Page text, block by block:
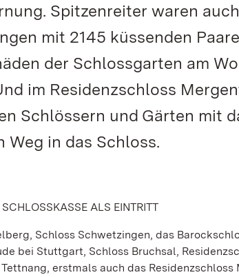
Spitzenreiter waren
mit 2145 küssenden
der Schlossgarten am
im Residenzschloss
Schlössern und Gärten mit
Weg in das Schloss.
ALS EINTRITT
Schloss Schwetzingen, das
bei Stuttgart, Schloss Bruchsal,
erstmals auch das